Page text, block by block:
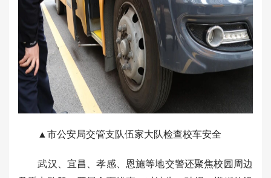
▲市公安局交管支队伍家大队检查校车安全
武汉、宜昌、孝感、恩施等地交警还聚焦校园周边